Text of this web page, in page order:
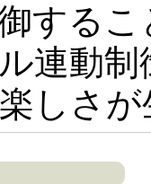
する
連動
しさ